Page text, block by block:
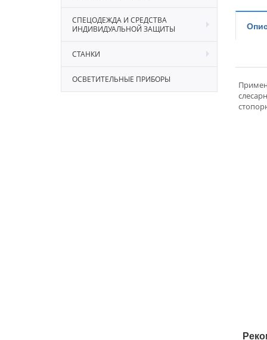
СПЕЦОДЕЖДА И СРЕДСТВА
ИНДИВИДУАЛЬНОЙ ЗАЩИТЫ
СТАНКИ
ОСВЕТИТЕЛЬНЫЕ ПРИБОРЫ